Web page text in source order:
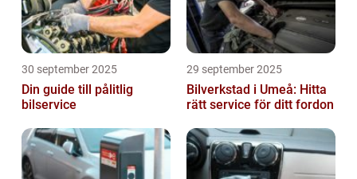
30 september 2025
Din guide till pålitlig
bilservice
29 september 2025
Bilverkstad i Umeå: Hitta
rätt service för ditt fordon